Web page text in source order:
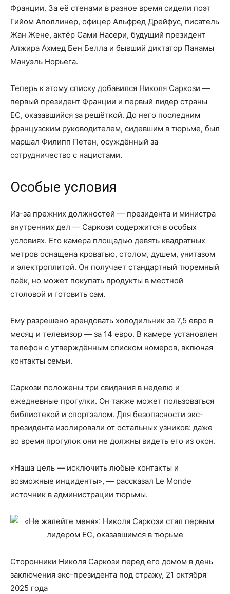
Франции. За её стенами в разное время сидели поэт
Гийом Аполлинер, офицер Альфред Дрейфус, писатель
Жан Жене, актёр Сами Насери, будущий президент
Алжира Ахмед Бен Белла и бывший диктатор Панамы
Мануэль Норьега.
Теперь к этому списку добавился Николя Саркози —
первый президент Франции и первый лидер страны
ЕС, оказавшийся за решёткой. До него последним
французским руководителем, сидевшим в тюрьме, был
маршал Филипп Петен, осуждённый за
сотрудничество с нацистами.
Особые условия
Из-за прежних должностей — президента и министра
внутренних дел — Саркози содержится в особых
условиях. Его камера площадью девять квадратных
метров оснащена кроватью, столом, душем, унитазом
и электроплитой. Он получает стандартный тюремный
паёк, но может покупать продукты в местной
столовой и готовить сам.
Ему разрешено арендовать холодильник за 7,5 евро в
месяц и телевизор — за 14 евро. В камере установлен
телефон с утверждённым списком номеров, включая
контакты семьи.
Саркози положены три свидания в неделю и
ежедневные прогулки. Он также может пользоваться
библиотекой и спортзалом. Для безопасности экс-
президента изолировали от остальных узников: даже
во время прогулок они не должны видеть его из окон.
«Наша цель — исключить любые контакты и
возможные инциденты», — рассказал Le Monde
источник в администрации тюрьмы.
Сторонники Николя Саркози перед его домом в день
заключения экс-президента под стражу, 21 октября
2025 года